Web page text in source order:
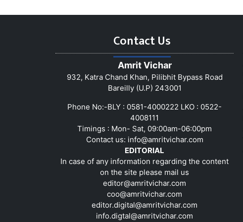
Contact Us
Amrit Vichar
932, Katra Chand Khan, Pilibhit Bypass Road
Bareilly (U.P) 243001
Phone No:-BLY : 0581-4000222 LKO : 0522-
4008111
Timings : Mon- Sat, 09:00am-06:00pm
Contact us: info@amritvichar.com
EDITORIAL
In case of any information regarding the content
on the site please mail us
editor@amritvichar.com
coo@amritvichar.com
editor.digital@amritvichar.com
info.digtal@amritvichar.com